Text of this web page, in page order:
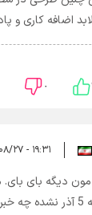
اضافه کاری و
۰
۱۹:۳۱ - ۱۳۹۶/۰۸/۲۷
دیگه بای